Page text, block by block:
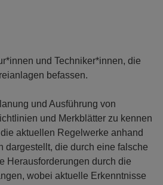
und Techniker*innen, die
befassen.
und Ausführung von
und Merkblätter zu kennen
aktuellen Regelwerke anhand
die durch eine falsche
Herausforderungen durch die
wobei aktuelle Erkenntnisse